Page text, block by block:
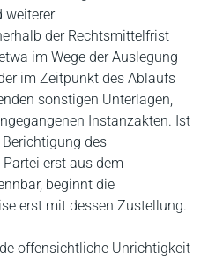
weiterer
der Rechtsmittelfrist
im Wege der Auslegung
im Zeitpunkt des Ablaufs
sonstigen Unterlagen,
Instanzakten. Ist
des
erst aus dem
beginnt die
erst mit dessen Zustellung.
offensichtliche Unrichtigkeit